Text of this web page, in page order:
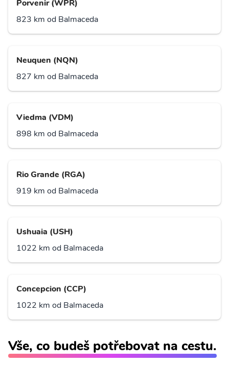
Porvenir (WPR)
823 km od Balmaceda
Neuquen (NQN)
827 km od Balmaceda
Viedma (VDM)
898 km od Balmaceda
Rio Grande (RGA)
919 km od Balmaceda
Ushuaia (USH)
1022 km od Balmaceda
Concepcion (CCP)
1022 km od Balmaceda
Vše, co budeš potřebovat na cestu.